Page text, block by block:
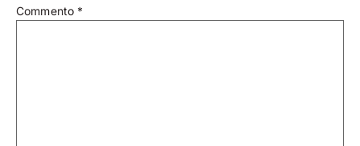
Commento *